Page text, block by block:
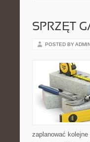
SPRZĘT
POSTED BY
zaplanować